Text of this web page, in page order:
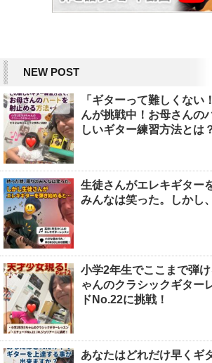
NEW POST
「ギターって難しくない
んが挑戦中！お母さんの
しいギター練習方法とは
生徒さんがエレキギター
みんなは笑った。しかし
小学2年生でここまで弾
ゃんのクラシックギター
ドNo.22に挑戦！
あなたはどれだけ早くギ